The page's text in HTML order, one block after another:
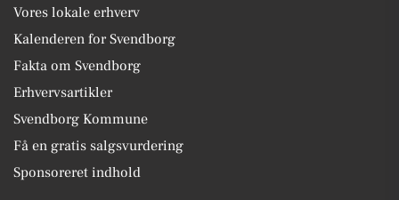
Vores lokale erhverv
Kalenderen for Svendborg
Fakta om Svendborg
Erhvervsartikler
Svendborg Kommune
Få en gratis salgsvurdering
Sponsoreret indhold